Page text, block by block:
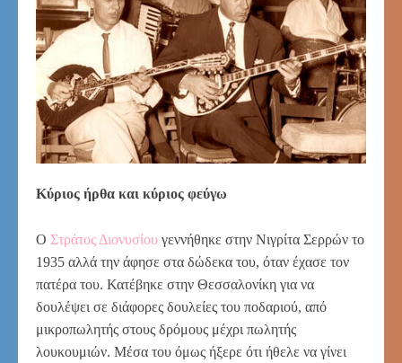
Κύριος ήρθα και κύριος φεύγω
Ο Στράτος Διονυσίου γεννήθηκε στην Νιγρίτα Σερρών το
1935 αλλά την άφησε στα δώδεκα του, όταν έχασε τον
πατέρα του. Κατέβηκε στην Θεσσαλονίκη για να
δουλέψει σε διάφορες δουλείες του ποδαριού, από
μικροπωλητής στους δρόμους μέχρι πωλητής
λουκουμιών. Μέσα του όμως ήξερε ότι ήθελε να γίνει